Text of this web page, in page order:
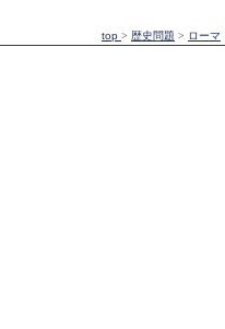
top > 歴史問題 > ローマ